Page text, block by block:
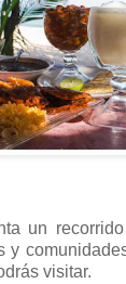
un
y
visitar.